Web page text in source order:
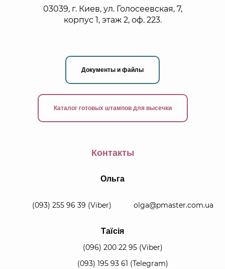
03039, г. Киев, ул. Голосеевская, 7,
корпус 1, этаж 2, оф. 223.
Документы и файлы
Каталог готовых штампов для высечки
Контакты
Ольга
(093) 255 96 39 (Viber) olga@pmaster.com.ua
Таїсія
(096) 200 22 95(Viber)
(093) 195 93 61 (Telegram)